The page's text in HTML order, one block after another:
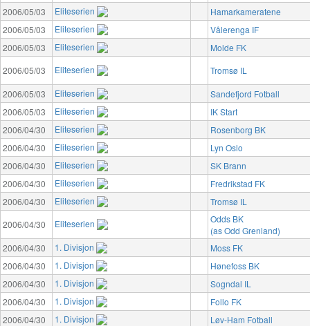
2006/05/03
Eliteserien
Hamarkameratene
2006/05/03
Eliteserien
Vålerenga IF
2006/05/03
Eliteserien
Molde FK
2006/05/03
Eliteserien
Tromsø IL
2006/05/03
Eliteserien
Sandefjord Fotball
2006/05/03
Eliteserien
IK Start
2006/04/30
Eliteserien
Rosenborg BK
2006/04/30
Eliteserien
Lyn Oslo
2006/04/30
Eliteserien
SK Brann
2006/04/30
Eliteserien
Fredrikstad FK
2006/04/30
Eliteserien
Tromsø IL
2006/04/30
Eliteserien
Odds BK
(as Odd Grenland)
2006/04/30
1. Divisjon
Moss FK
2006/04/30
1. Divisjon
Hønefoss BK
2006/04/30
1. Divisjon
Sogndal IL
2006/04/30
1. Divisjon
Follo FK
2006/04/30
1. Divisjon
Løv-Ham Fotball